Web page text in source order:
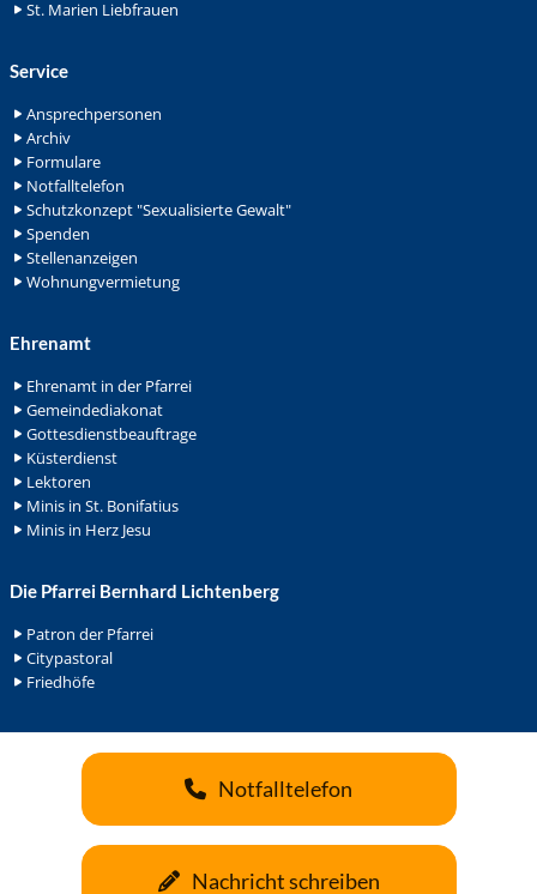
St. Marien Liebfrauen
Service
Ansprechpersonen
Archiv
Formulare
Notfalltelefon
Schutzkonzept "Sexualisierte Gewalt"
Spenden
Stellenanzeigen
Wohnungvermietung
Ehrenamt
Ehrenamt in der Pfarrei
Gemeindediakonat
Gottesdienstbeauftrage
Küsterdienst
Lektoren
Minis in St. Bonifatius
Minis in Herz Jesu
Die Pfarrei Bernhard Lichtenberg
Patron der Pfarrei
Citypastoral
Friedhöfe
Notfalltelefon
Nachricht schreiben